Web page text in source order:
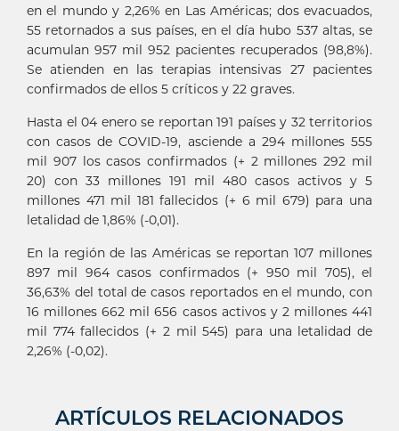
en el mundo y 2,26% en Las Américas; dos evacuados,
55 retornados a sus países, en el día hubo 537 altas, se
acumulan 957 mil 952 pacientes recuperados (98,8%).
Se atienden en las terapias intensivas 27 pacientes
confirmados de ellos 5 críticos y 22 graves.
Hasta el 04 enero se reportan 191 países y 32 territorios
con casos de COVID-19, asciende a 294 millones 555
mil 907 los casos confirmados (+ 2 millones 292 mil
20) con 33 millones 191 mil 480 casos activos y 5
millones 471 mil 181 fallecidos (+ 6 mil 679) para una
letalidad de 1,86% (-0,01).
En la región de las Américas se reportan 107 millones
897 mil 964 casos confirmados (+ 950 mil 705), el
36,63% del total de casos reportados en el mundo, con
16 millones 662 mil 656 casos activos y 2 millones 441
mil 774 fallecidos (+ 2 mil 545) para una letalidad de
2,26% (-0,02).
ARTÍCULOS RELACIONADOS